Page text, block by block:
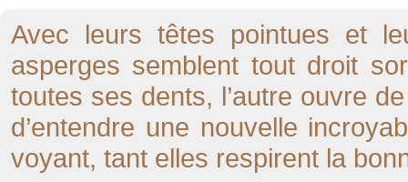
Avec leurs têtes pointues et
asperges semblent tout droit
toutes ses dents, l’autre ouvre
d’entendre une nouvelle
voyant, tant elles respirent la